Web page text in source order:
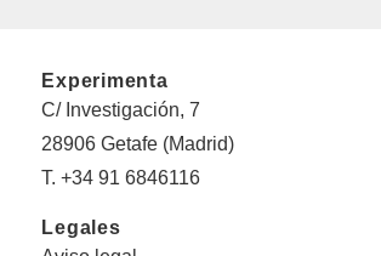
Experimenta
C/ Investigación, 7
28906 Getafe (Madrid)
T. +34 91 6846116
Legales